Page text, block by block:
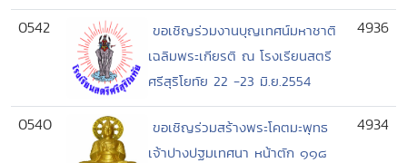
0542
ขอเชิญร่วมงานบุญเทศน์มหาชาติ
เฉลิมพระเกียรติ ณ โรงเรียนสตรี
ศรีสุริโยทัย 22 -23 มิ.ย.2554
4936
0540
ขอเชิญร่วมสร้างพระโคตมะพุทธ
เจ้าปางปฐมเทศนา หน้าตัก ๑๑๘
4934